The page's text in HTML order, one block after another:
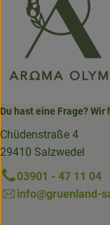
Du hast eine Frage? Wir
Chüdenstraße 4
29410 Salzwedel
03901 - 47 11 04
info@gruenland-